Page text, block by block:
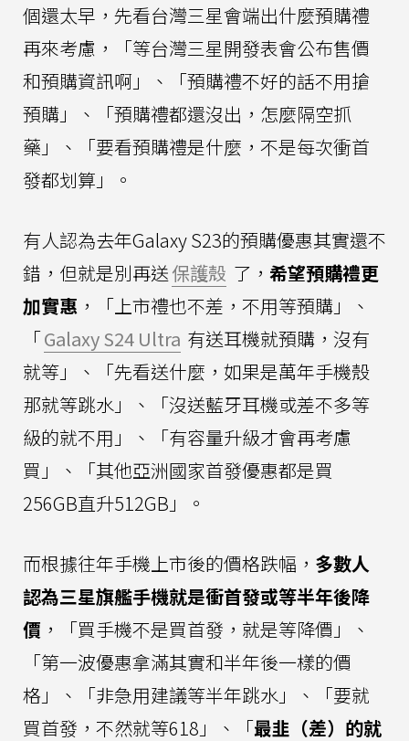
個還太早，先看台灣三星會端出什麼預購禮
再來考慮，「等台灣三星開發表會公布售價
和預購資訊啊」、「預購禮不好的話不用搶
預購」、「預購禮都還沒出，怎麼隔空抓
藥」、「要看預購禮是什麼，不是每次衝首
發都划算」。
有人認為去年Galaxy S23的預購優惠其實還不
錯，但就是別再送保護殼 了， 希望預購禮更
加實惠 ，「上市禮也不差，不用等預購」、
「Galaxy S24 Ultra 有送耳機就預購，沒有
就等」、「先看送什麼，如果是萬年手機殼
那就等跳水」、「沒送藍牙耳機或差不多等
級的就不用」、「有容量升級才會再考慮
買」、「其他亞洲國家首發優惠都是買
256GB直升512GB」。
而根據往年手機上市後的價格跌幅， 多數人
認為三星旗艦手機就是衝首發或等半年後降
價 ，「買手機不是買首發，就是等降價」、
「第一波優惠拿滿其實和半年後一樣的價
格」、「非急用建議等半年跳水」、「要就
買首發，不然就等618」、「最韭（差）的就